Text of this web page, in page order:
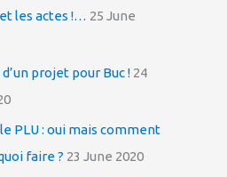
les actes !… 25 June
projet pour Buc ! 24
PLU : oui mais comment
faire ? 23 June 2020